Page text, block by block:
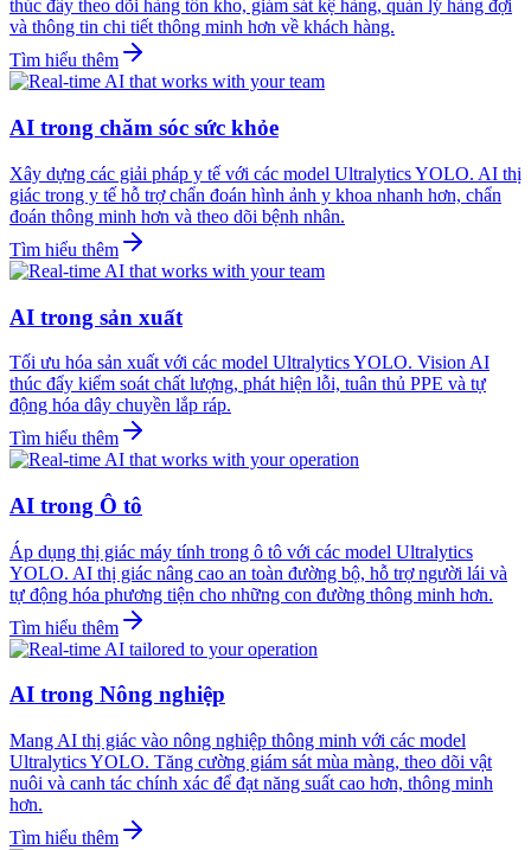
thúc đẩy theo dõi hàng tồn kho, giám sát kệ hàng, quản lý hàng đợi
và thông tin chi tiết thông minh hơn về khách hàng.
Tìm hiểu thêm
AI trong chăm sóc sức khỏe
Xây dựng các giải pháp y tế với các model Ultralytics YOLO. AI thị
giác trong y tế hỗ trợ chẩn đoán hình ảnh y khoa nhanh hơn, chẩn
đoán thông minh hơn và theo dõi bệnh nhân.
Tìm hiểu thêm
AI trong sản xuất
Tối ưu hóa sản xuất với các model Ultralytics YOLO. Vision AI
thúc đẩy kiểm soát chất lượng, phát hiện lỗi, tuân thủ PPE và tự
động hóa dây chuyền lắp ráp.
Tìm hiểu thêm
AI trong Ô tô
Áp dụng thị giác máy tính trong ô tô với các model Ultralytics
YOLO. AI thị giác nâng cao an toàn đường bộ, hỗ trợ người lái và
tự động hóa phương tiện cho những con đường thông minh hơn.
Tìm hiểu thêm
AI trong Nông nghiệp
Mang AI thị giác vào nông nghiệp thông minh với các model
Ultralytics YOLO. Tăng cường giám sát mùa màng, theo dõi vật
nuôi và canh tác chính xác để đạt năng suất cao hơn, thông minh
hơn.
Tìm hiểu thêm